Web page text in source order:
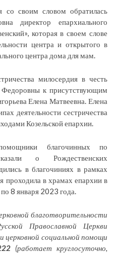
со своим словом обратилась
директор епархиального
которая в своем слове
центра и открытого в
центра дома для мам.
милосердия в честь
к присутствующим
Елена Матвеевна. Елена
деятельности сестричества
Козельской епархии.
благочинных по
о Рождественских
в благочиниях в рамках
проходила в храмах епархии в
8 января 2023 года.
благотворительности
Православной Церкви
социальной помощи
(работает круглосуточно,